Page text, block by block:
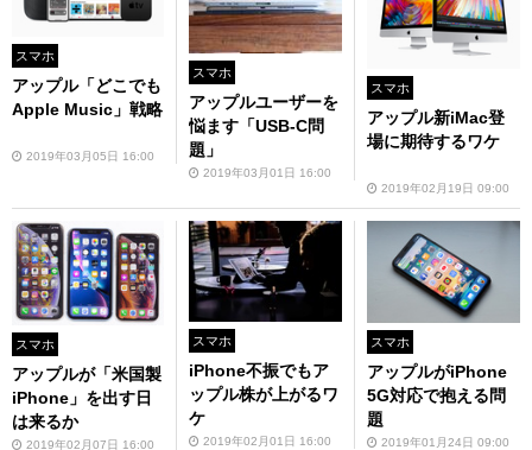
スマホ
アップル「どこでも
Apple Music」戦略
2019年03月05日 16:00
スマホ
アップルユーザーを
悩ます「USB-C問
題」
2019年03月01日 16:00
スマホ
アップル新iMac登
場に期待するワケ
2019年02月19日 09:00
スマホ
アップルが「米国製
iPhone」を出す日
は来るか
2019年02月07日 16:00
スマホ
iPhone不振でもア
ップル株が上がるワ
ケ
2019年02月01日 16:00
スマホ
アップルがiPhone
5G対応で抱える問
題
2019年01月24日 09:00